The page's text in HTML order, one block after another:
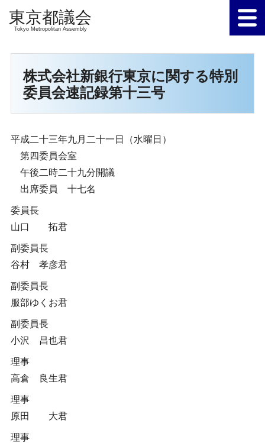
Tokyo Metropolitan Assembly
株式会社新銀行東京に関する特別
委員会速記録第十三号
平成二十三年九月二十一日（水曜日）
第四委員会室
午後二時二十九分開議
出席委員 十七名
委員長
山口 拓君
副委員長
谷村 孝彦君
副委員長
服部ゆくお君
副委員長
小沢 昌也君
理事
高倉 良生君
理事
原田 大君
理事